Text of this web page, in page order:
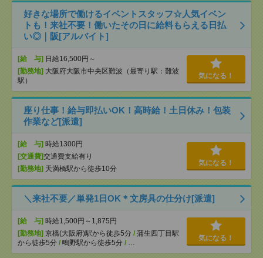
好きな場所で働けるイベントスタッフ☆人気イベン
トも！来社不要！働いたその日に給料もらえる日払
い◎｜阪[アルバイト]
[給 与] 日給16,500円～
[勤務地] 大阪府大阪市中央区難波（最寄り駅：難波
駅）
気になる！
座り仕事！給与即払いOK！高時給！土日休み！包装
作業など[派遣]
[給 与] 時給1300円
[交通費]交通費支給有り
[勤務地] 天満橋駅から徒歩10分
気になる！
＼来社不要／単発1日OK＊文房具の仕分け[派遣]
[給 与] 時給1,500円～1,875円
[勤務地] 京橋(大阪府)駅から徒歩5分 / 蒲生四丁目駅
から徒歩5分 / 鴫野駅から徒歩5分 / …
気になる！